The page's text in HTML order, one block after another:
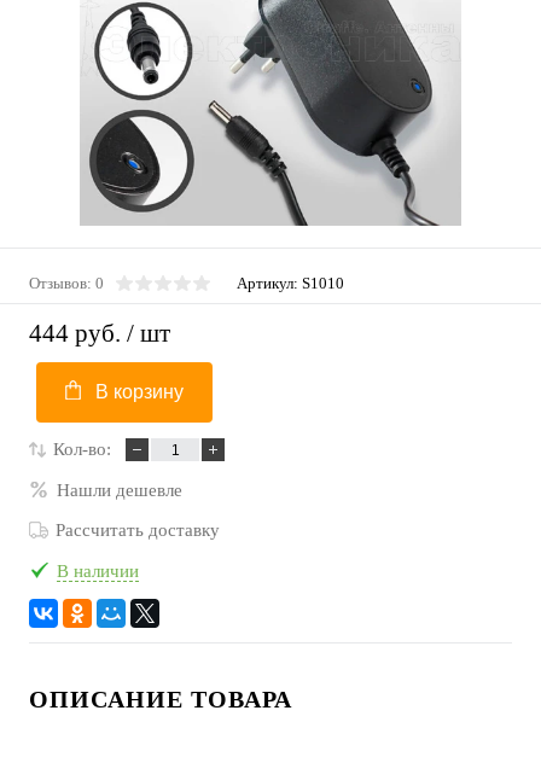
Отзывов: 0 Артикул: S1010
444 руб. / шт
В корзину
Кол-во:
Нашли дешевле
Рассчитать доставку
В наличии
ОПИСАНИЕ ТОВАРА